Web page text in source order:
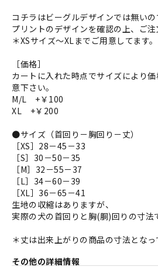
コチラはビーグルデザインでは無いの
プリントのデザインを確認の上、ご注
＊XSサイズ～XLまでご用意してます。
［価格］
カートに入れた時点でサイズにより
意下さい。
M/L +￥100
XL +￥200
●サイズ（首回り－胸回り－丈）
［XS］28－45－33
［S］30－50－35
［M］32－55－37
［L］34－60－39
［XL］36－65－41
生地の収縮はありますが、
実際の犬の首回りと胸(胴)回りの寸法
＊丈は出来上がりの商品の寸法となっ
その他の詳細情報